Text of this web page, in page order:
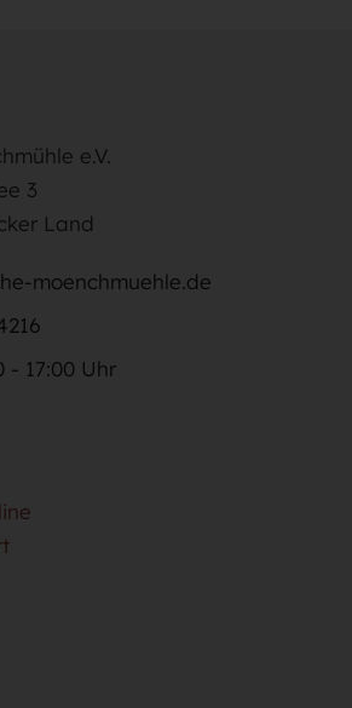
e.V.
3
Land
moenchmuehle.de
- 17:00 Uhr